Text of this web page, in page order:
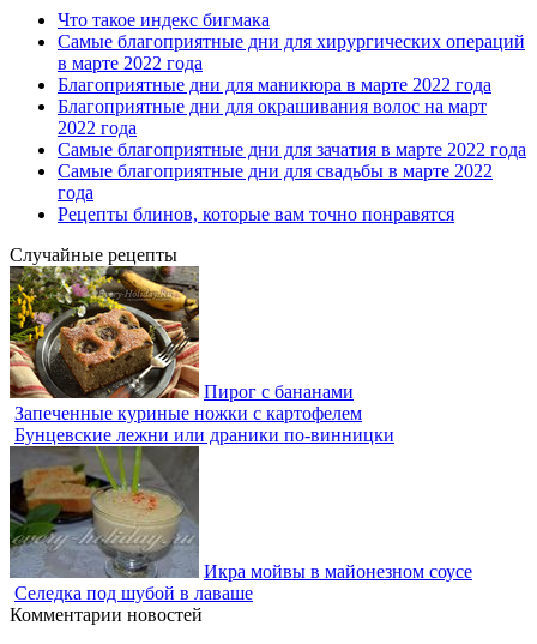
Что такое индекс бигмака
Самые благоприятные дни для хирургических операций
в марте 2022 года
Благоприятные дни для маникюра в марте 2022 года
Благоприятные дни для окрашивания волос на март
2022 года
Самые благоприятные дни для зачатия в марте 2022 года
Самые благоприятные дни для свадьбы в марте 2022
года
Рецепты блинов, которые вам точно понравятся
Случайные рецепты
Пирог с бананами
Запеченные куриные ножки с картофелем
Бунцевские лежни или драники по-винницки
Икра мойвы в майонезном соусе
Селедка под шубой в лаваше
Комментарии новостей